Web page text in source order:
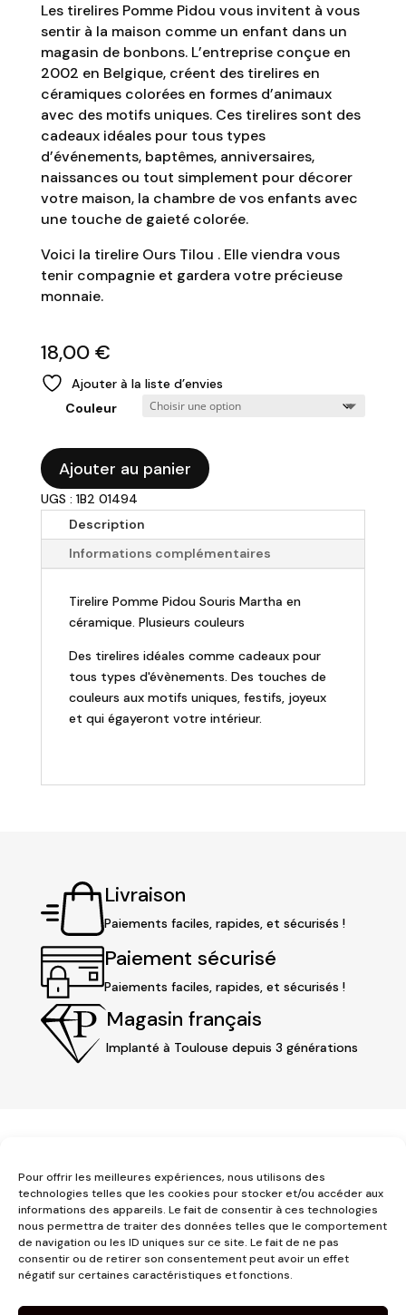
Pour offrir les meilleures expériences, nous utilisons des
technologies telles que les cookies pour stocker et/ou accéder aux
informations des appareils. Le fait de consentir à ces technologies
nous permettra de traiter des données telles que le comportement
de navigation ou les ID uniques sur ce site. Le fait de ne pas
consentir ou de retirer son consentement peut avoir un effet
négatif sur certaines caractéristiques et fonctions.
Les tirelires Pomme Pidou vous invitent à vous
sentir à la maison comme un enfant dans un
magasin de bonbons. L’entreprise conçue en
2002 en Belgique, créent des tirelires en
céramiques colorées en formes d’animaux
avec des motifs uniques. Ces tirelires sont des
cadeaux idéales pour tous types
d’événements, baptêmes, anniversaires,
naissances ou tout simplement pour décorer
votre maison, la chambre de vos enfants avec
une touche de gaieté colorée.
Voici la tirelire Ours Tilou . Elle viendra vous
tenir compagnie et gardera votre précieuse
monnaie.
18,00 €
Ajouter à la liste d’envies
Couleur
quantité
de
POMME
PIDOU
-
Tirelire
Martha
Ajouter au panier
UGS : 1B2 01494
Description
Informations complémentaires
Tirelire Pomme Pidou Souris Martha en
céramique. Plusieurs couleurs
Des tirelires idéales comme cadeaux pour
tous types d'évènements. Des touches de
couleurs aux motifs uniques, festifs, joyeux
et qui égayeront votre intérieur.
Livraison
Paiements faciles, rapides, et sécurisés !
Paiement sécurisé
Paiements faciles, rapides, et sécurisés !
Magasin français
Implanté à Toulouse depuis 3 générations
3 place Jeanne d'Arc
1er étage
31000 Toulouse